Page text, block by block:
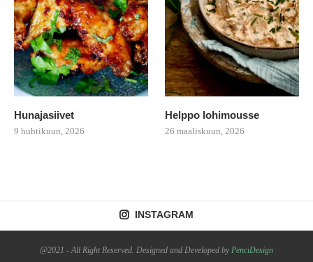
Hunajasiivet
9 huhtikuun, 2026
Helppo lohimousse
26 maaliskuun, 2026
INSTAGRAM
@2021 - All Right Reserved. Designed and Developed byPenciDesign